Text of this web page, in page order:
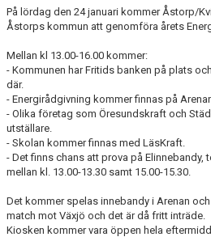
På lördag den 24 januari kommer Åstorp/
Åstorps kommun att genomföra årets
Mellan kl 13.00-16.00 kommer:
- Kommunen har Fritids banken på plats
där.
- Energirådgivning kommer finnas på
- Olika företag som Öresundskraft och
utställare.
- Skolan kommer finnas med LäsKraft.
- Det finns chans att prova på
mellan kl. 13.00-13.30 samt 15.00-15.30.
Det kommer spelas innebandy i Arenan
match mot Växjö och det är då fritt inträde.
Kiosken kommer vara öppen hela